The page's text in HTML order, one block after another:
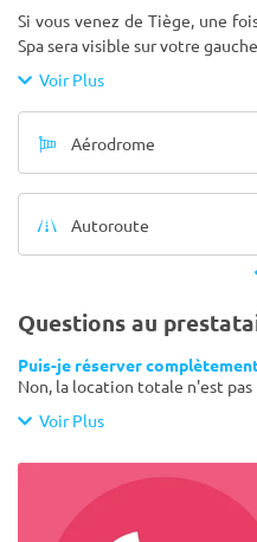
Si vous venez de Tiège, une
Spa sera visible sur votre
Voir Plus
Aérodrome
Autoroute
Questions au
Puis-je réserver
Non, la location totale n'est pas
Voir Plus